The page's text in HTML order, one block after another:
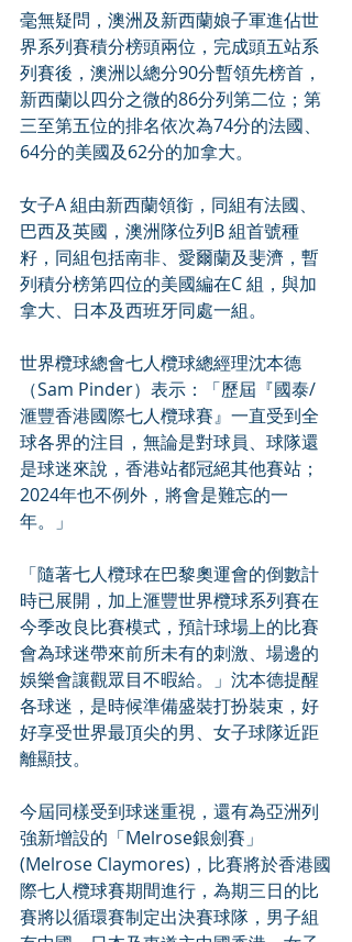
毫無疑問，澳洲及新西蘭娘子軍進佔世
界系列賽積分榜頭兩位，完成頭五站系
列賽後，澳洲以總分90分暫領先榜首，
新西蘭以四分之微的86分列第二位；第
三至第五位的排名依次為74分的法國、
64分的美國及62分的加拿大。
女子A 組由新西蘭領銜，同組有法國、
巴西及英國，澳洲隊位列B 組首號種
籽，同組包括南非、愛爾蘭及斐濟，暫
列積分榜第四位的美國編在C 組，與加
拿大、日本及西班牙同處一組。
世界欖球總會七人欖球總經理沈本德
（Sam Pinder）表示：「歷屆『國泰/
滙豐香港國際七人欖球賽』一直受到全
球各界的注目，無論是對球員、球隊還
是球迷來說，香港站都冠絕其他賽站；
2024年也不例外，將會是難忘的一
年。」
「隨著七人欖球在巴黎奧運會的倒數計
時已展開，加上滙豐世界欖球系列賽在
今季改良比賽模式，預計球場上的比賽
會為球迷帶來前所未有的刺激、場邊的
娛樂會讓觀眾目不暇給。」沈本德提醒
各球迷，是時候準備盛裝打扮裝束，好
好享受世界最頂尖的男、女子球隊近距
離顯技。
今屆同樣受到球迷重視，還有為亞洲列
強新增設的「Melrose銀劍賽」
(Melrose Claymores)，比賽將於香港國
際七人欖球賽期間進行，為期三日的比
賽將以循環賽制定出決賽球隊，男子組